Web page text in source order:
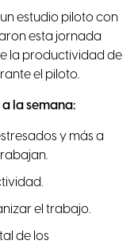
estudio piloto con
esta jornada
la productividad de
el piloto.
la semana:
y más a
el trabajo.
de los